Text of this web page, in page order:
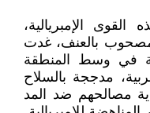
الإمبريالية،
بالعنف، غدت
في وسط المنطقة
مدججة بالسلاح
مصالحهم ضد المد